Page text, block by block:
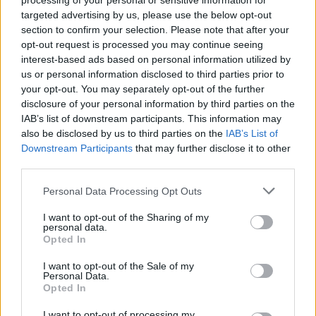
targeted advertising by us, please use the below opt-out
section to confirm your selection. Please note that after your
opt-out request is processed you may continue seeing
interest-based ads based on personal information utilized by
us or personal information disclosed to third parties prior to
your opt-out. You may separately opt-out of the further
disclosure of your personal information by third parties on the
IAB’s list of downstream participants. This information may
also be disclosed by us to third parties on the IAB’s List of
Downstream Participants that may further disclose it to other
Personal Data Processing Opt Outs
I want to opt-out of the Sharing of my
personal data.
Opted In
I want to opt-out of the Sale of my
Personal Data.
Opted In
Fraser begint aan nieuwe uitdaging: oud-
Feyenoorder tekent als bondscoach
Kan Givairo Read de duurste verdediger ooit van
Feyenoord worden? Deze records liggen binnen
bereik
Van Bronckhorst voert druk op: Feyenoord wil op
deze twee posities nog versterken
Feyenoord zet deur open voor miljoenen: Ueda
en Hadj Moussa mogen vertrekken
Feyenoord sluit voorbereiding bijna af: dit staat
er nog op het programma
Shaqueel van Persie ontkracht geruchten over